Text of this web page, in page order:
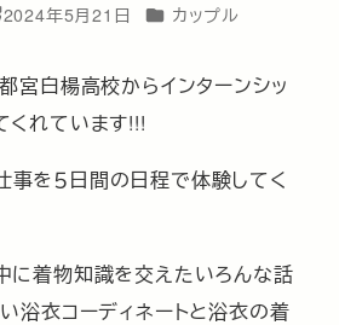
日
2024年5月21日 カテゴリー
カップル
宮白楊高校からインターンシッ
くれています!!!
事を５日間の日程で体験してく
に着物知識を交えたいろんな話
浴衣コーディネートと浴衣の着